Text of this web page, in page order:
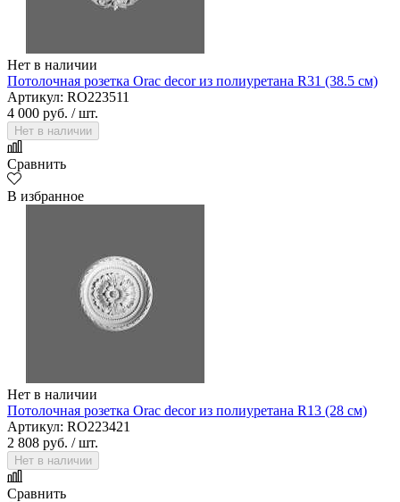
Нет в наличии
Потолочная розетка Orac decor из полиуретана R31 (38.5 см)
Артикул: RO223511
4 000 руб. / шт.
Нет в наличии
Сравнить
В избранное
Нет в наличии
Потолочная розетка Orac decor из полиуретана R13 (28 см)
Артикул: RO223421
2 808 руб. / шт.
Нет в наличии
Сравнить